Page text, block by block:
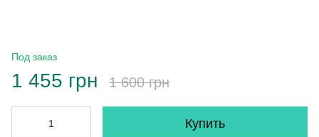
Под заказ
1 455 грн 1 600 грн
Купить